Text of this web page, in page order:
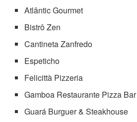
Atlântic Gourmet
Bistrô Zen
Cantineta Zanfredo
Espeticho
Felicittà Pizzeria
Gamboa Restaurante Pizza Bar
Guará Burguer & Steakhouse